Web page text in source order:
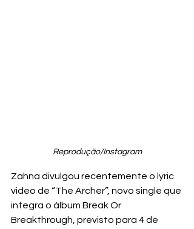
Reprodução/Instagram
Zahna divulgou recentemente o lyric
video de “The Archer”, novo single que
integra o álbum Break Or
Breakthrough, previsto para 4 de